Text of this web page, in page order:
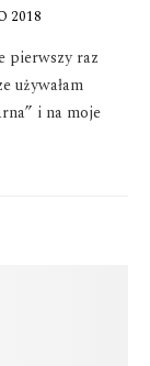
2018
pierwszy raz
używałam
i na moje